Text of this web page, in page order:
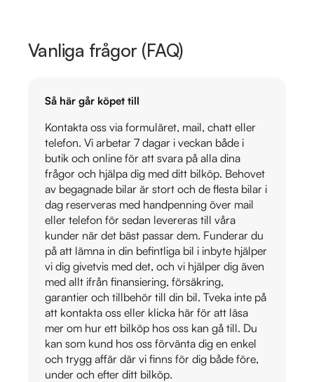
Vanliga frågor (FAQ)
Så här går köpet till
Kontakta oss via formuläret, mail, chatt eller
telefon. Vi arbetar 7 dagar i veckan både i
butik och online för att svara på alla dina
frågor och hjälpa dig med ditt bilköp. Behovet
av begagnade bilar är stort och de flesta bilar i
dag reserveras med handpenning över mail
eller telefon för sedan levereras till våra
kunder när det bäst passar dem. Funderar du
på att lämna in din befintliga bil i inbyte hjälper
vi dig givetvis med det, och vi hjälper dig även
med allt ifrån finansiering, försäkring,
garantier och tillbehör till din bil. Tveka inte på
att kontakta oss eller klicka här för att läsa
mer om hur ett bilköp hos oss kan gå till. Du
kan som kund hos oss förvänta dig en enkel
och trygg affär där vi finns för dig både före,
under och efter ditt bilköp.